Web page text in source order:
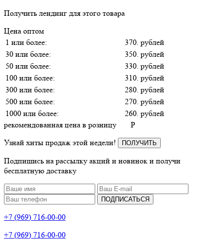
Получить лендинг для этого товара
Цена оптом
1 или более:
370. рублей
30 или более:
350. рублей
50 или более:
330. рублей
100 или более:
310. рублей
300 или более:
280. рублей
500 или более:
270. рублей
1000 или более:
260. рублей
рекомендованная цена в розницу
P
Узнай хиты продаж этой недели!
ПОЛУЧИТЬ
Подпишись на рассылку акций и новинок и получи
бесплатную доставку
ПОДПИСАТЬСЯ
+7 (969) 716-00-00
+7 (969) 716-00-00